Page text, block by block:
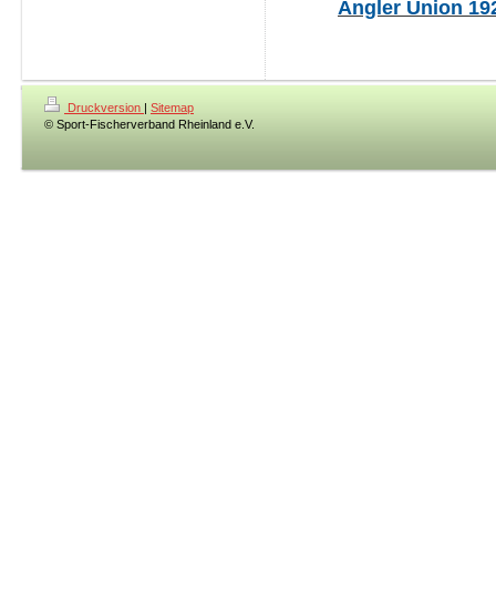
Angler Union
Druckversion | Sitemap
© Sport-Fischerverband Rheinland e.V.